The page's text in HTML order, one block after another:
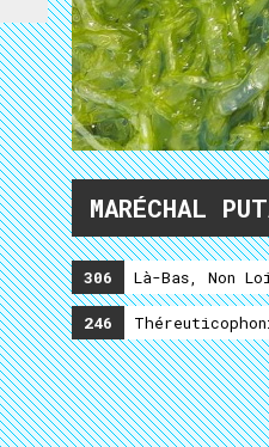
MARÉCHAL
306 Là-Bas, Non
246